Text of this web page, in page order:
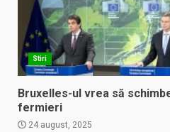
Stiri
Bruxelles-ul vrea să
fermieri
24 august, 2025